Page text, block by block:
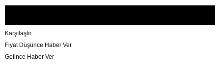
Karşılaştır
Fiyat Düşünce Haber Ver
Gelince Haber Ver